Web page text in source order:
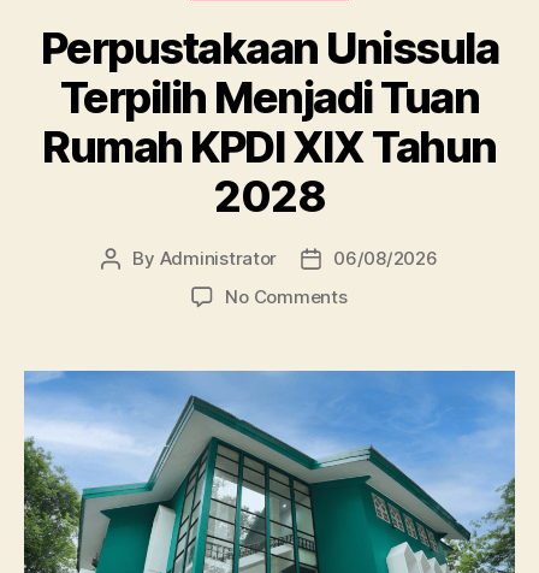
Perpustakaan Unissula
Terpilih Menjadi Tuan
Rumah KPDI XIX Tahun
2028
Post
By Administrator
Post
date
06/08/2026
No Commentson
Terpilih
Rumah
KPDI
XIX
Tahun
2028